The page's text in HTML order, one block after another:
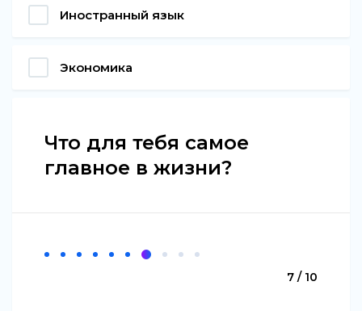
Иностранный язык
Экономика
Что для тебя самое
главное в жизни?
7 / 10